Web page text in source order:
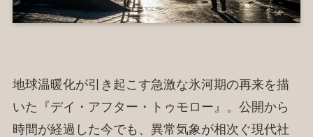
地球温暖化が引き起こす急激な氷河期の再来を描
いた『デイ・アフター・トゥモロー』。公開から
時間が経過した今でも、異常気象が相次ぐ現代社